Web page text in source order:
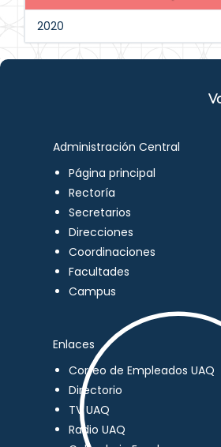
2020
Administración Central
Página principal
Rectoría
Secretarios
Direcciones
Coordinaciones
Facultades
Campus
Enlaces
Correo de Empleados UAQ
Directorio
TV UAQ
Radio UAQ